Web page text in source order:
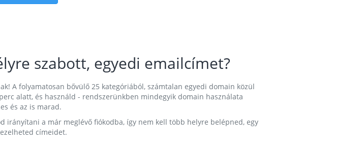
szabott, egyedi emailcímet?
A folyamatosan bővülő 25 kategóriából, számtalan egyedi domain közül
alatt, és használd - rendszerünkben mindegyik domain használata
és az is marad.
irányítani a már meglévő fiókodba, így nem kell több helyre belépned, egy
címeidet.